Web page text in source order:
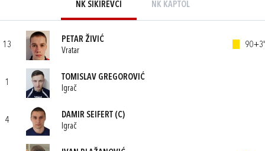
NK SIKIREVCI NK KAPTOL
13
PETAR ŽIVIĆ
Vratar
90+3'
1
TOMISLAV GREGOROVIĆ
Igrač
4
DAMIR SEIFERT (C)
Igrač